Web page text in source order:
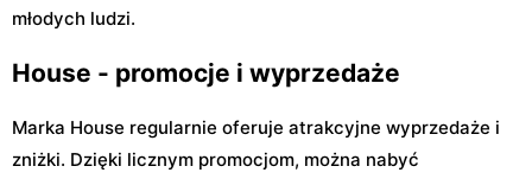
młodych ludzi.
House - promocje i wyprzedaże
Marka House regularnie oferuje atrakcyjne wyprzedaże i
zniżki. Dzięki licznym promocjom, można nabyć